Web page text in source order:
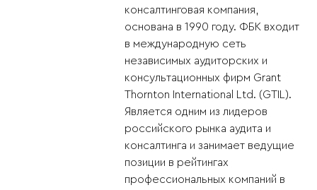
консалтинговая компания,
основана в 1990 году. ФБК входит
в международную сеть
независимых аудиторских и
консультационных фирм Grant
Thornton International Ltd. (GTIL).
Является одним из лидеров
российского рынка аудита и
консалтинга и занимает ведущие
позиции в рейтингах
профессиональных компаний в